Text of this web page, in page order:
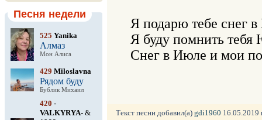
Песня недели
525 Yanika
Алмаз
Мон Алиса
429 Miloslavna
Рядом буду
Бублик Михаил
420 -
VALKYRYA- &
Я подарю тебе снег
Я буду помнить
Снег в Июле и мои
Текст песни добавил(а) gdi1960 16.05.2019